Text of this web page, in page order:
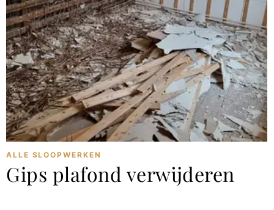
ALLE SLOOPWERKEN
Gips plafond verwijderen